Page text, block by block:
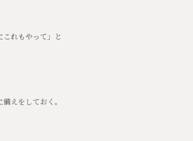
れもやって」と
えをしておく。